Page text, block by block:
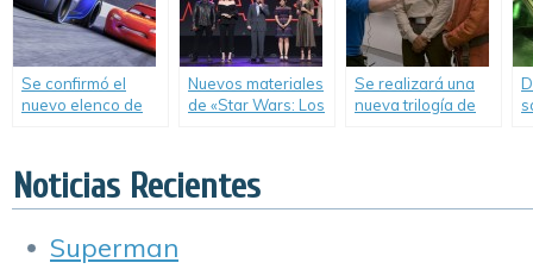
Se confirmó el
nuevo elenco de
Nuevos materiales
de «Star Wars: Los
Se realizará una
nueva trilogía de
Noticias Recientes
Superman